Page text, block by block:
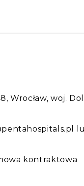
Wrocław, woj.
kontraktowa